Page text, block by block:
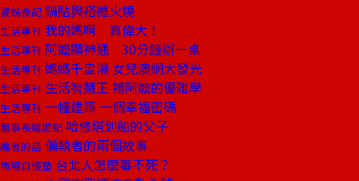
饕姊食記 鍋貼與褡褳火燒
生活專刊 我的媽啊 真偉大！
生活專刊 阿嬤顯神通 30分鐘辦一桌
生活專刊 媽媽千盅湯 女兒澳網大發光
生活專刊 生活智慧王 禮阿嬤的優雅學
生活專刊 一幢建築 一個幸福密碼
董事長嬉遊記 哈修塔划船的父子
編者的話 偏執者的兩個故事
商場自慢塾 台北人怎麼毒不死？